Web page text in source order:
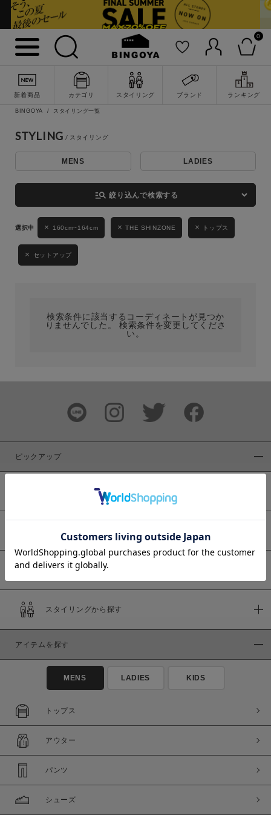
0
新着商品 カテゴリ スタイリング ブランド ランキング
詳細検索
キーワード
性別
MENS LADIES KIDS
ブランド
商品タイプ
通常商品
セール価格
在庫
在庫あり
BINGOYA スタイリング一覧
STYLING
MENS LADIES
manage_search 絞り込んで検索する
160cm~164cm THE SHINZONE トップス
セットアップ
検索条件に該当するコーディネートが見つか
りませんでした。 検索条件を変更してくださ
い。
ピックアップ
予約商品
スタイリングから探す
アイテムを探す
MENS LADIES KIDS
トップス
アウター
パンツ
シューズ